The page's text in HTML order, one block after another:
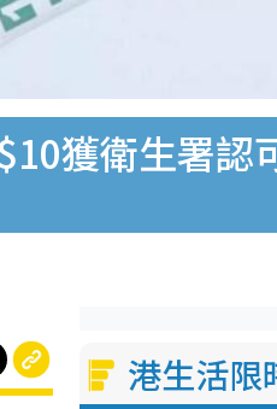
獲衛生署認
港生活限